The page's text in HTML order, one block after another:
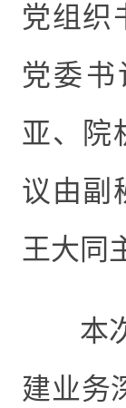
党组织
党委书
亚、 院
议由副
王大同
本
建业务